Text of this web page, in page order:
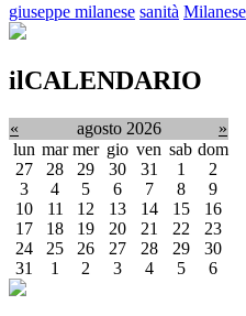
giuseppe milanese sanità Milanese
ilCALENDARIO
« agosto 2026
»
lun mar mer gio ven sab dom
27
28 29 30 31 1
2
3
4 5 6 7 8
9
10
11 12 13 14 15
16
17
18 19 20 21 22
23
24
25 26 27 28 29
30
31
1 2 3 4 5 6